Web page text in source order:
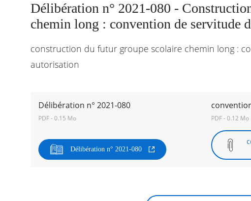
Délibération n° 2021-080 -
chemin long : convention de servitude
construction du futur groupe scolaire chemin long :
autorisation
Délibération n° 2021-080
PDF - 0.15 Mo
Délibération n° 2021-080
PDF - 0.12 Mo